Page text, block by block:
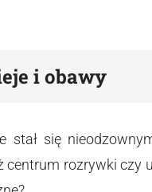
i obawy
stał się
rozrywki czy